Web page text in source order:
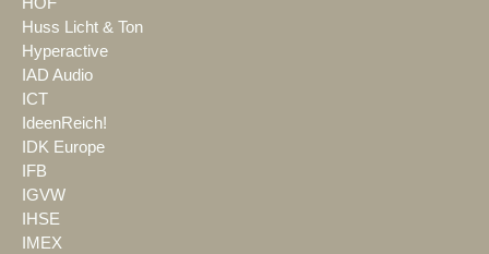
HOF
Huss Licht & Ton
Hyperactive
IAD Audio
ICT
IdeenReich!
IDK Europe
IFB
IGVW
IHSE
IMEX